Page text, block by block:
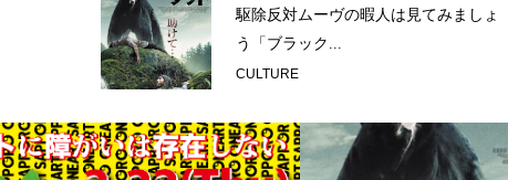
駆除反対ムーヴの暇人は見てみましょ
う「ブラック...
CULTURE